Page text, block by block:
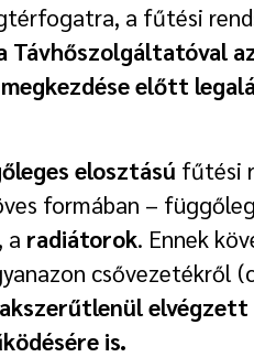
a fűtési
Távhőszolgáltatóval
előtt
elosztású fűtési
formában –
a radiátorok. Ennek
elvégzett
is.